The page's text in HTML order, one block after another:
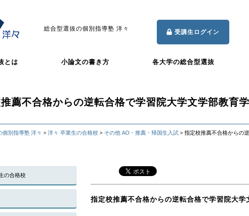
総合型選抜の個別指導塾 洋々 受講生ログイン
とは 小論文の書き方 各大学の総合型選抜
薦不合格からの逆転合格で学習院大学文学部教育
個別指導塾 洋々 > 洋々 卒業生の合格校 > その他 AO・推薦・帰国生入試 > 指定校推薦不合格からの
指定校推薦不合格からの逆転合格で学習院大学
の合格校